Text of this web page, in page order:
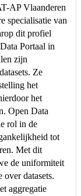
AP Vlaanderen
specialisatie van
dit profiel
Portaal in
zijn
Ze
het
het
Open Data
rol in de
tot
Met dit
de uniformiteit
datasets.
aggregatie